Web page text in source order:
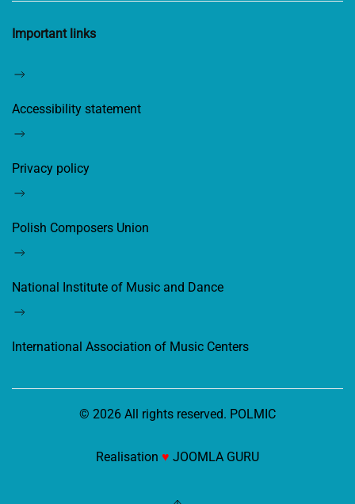
Important links
Accessibility statement
Privacy policy
Polish Composers Union
National Institute of Music and Dance
International Association of Music Centers
© 2026 All rights reserved. POLMIC
Realisation ♥ JOOMLA GURU